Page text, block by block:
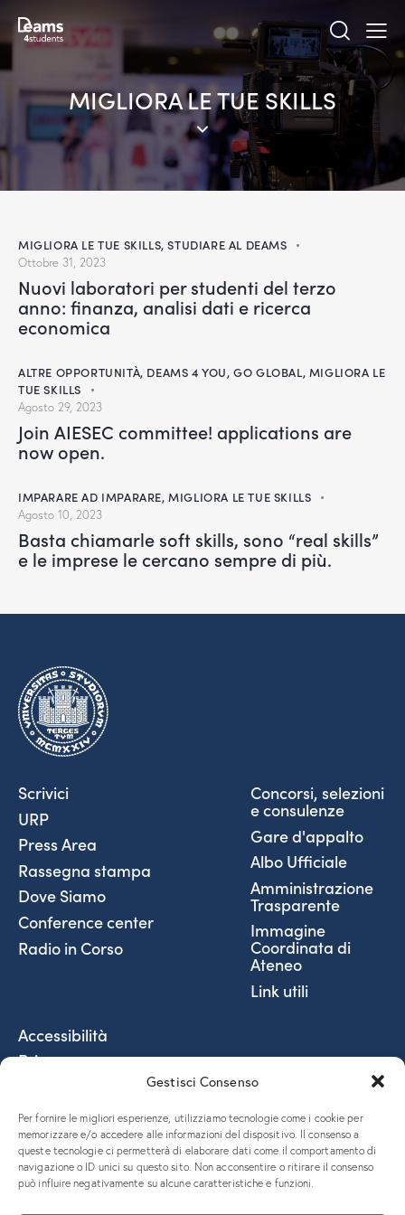
Gestisci Consenso
Per fornire le migliori esperienze, utilizziamo tecnologie come i cookie per
memorizzare e/o accedere alle informazioni del dispositivo. Il consenso a
queste tecnologie ci permetterà di elaborare dati come il comportamento di
navigazione o ID unici su questo sito. Non acconsentire o ritirare il consenso
può influire negativamente su alcune caratteristiche e funzioni.
MIGLIORA LE TUE SKILLS
MIGLIORA LE TUE SKILLS,STUDIARE AL DEAMS
Ottobre 31, 2023
Nuovi laboratori per studenti del terzo
anno: finanza, analisi dati e ricerca
economica
ALTRE OPPORTUNITÀ, DEAMS 4 YOU,GO GLOBAL, MIGLIORA LE
TUE SKILLS
Agosto 29, 2023
Join AIESEC committee! applications are
now open.
IMPARARE AD IMPARARE,MIGLIORA LE TUE SKILLS
Agosto 10, 2023
Basta chiamarle soft skills, sono “real skills”
e le imprese le cercano sempre di più.
Scrivici
URP
Press Area
Rassegna stampa
Dove Siamo
Conference center
Radio in Corso
Concorsi, selezioni
e consulenze
Gare d'appalto
Albo Ufficiale
Amministrazione
Trasparente
Immagine
Coordinata di
Ateneo
Link utili
Accessibilità
Privacy
Social Media Policy
Fatturazione elettronica
Coordinate Bancarie
5x1000 e donazioni